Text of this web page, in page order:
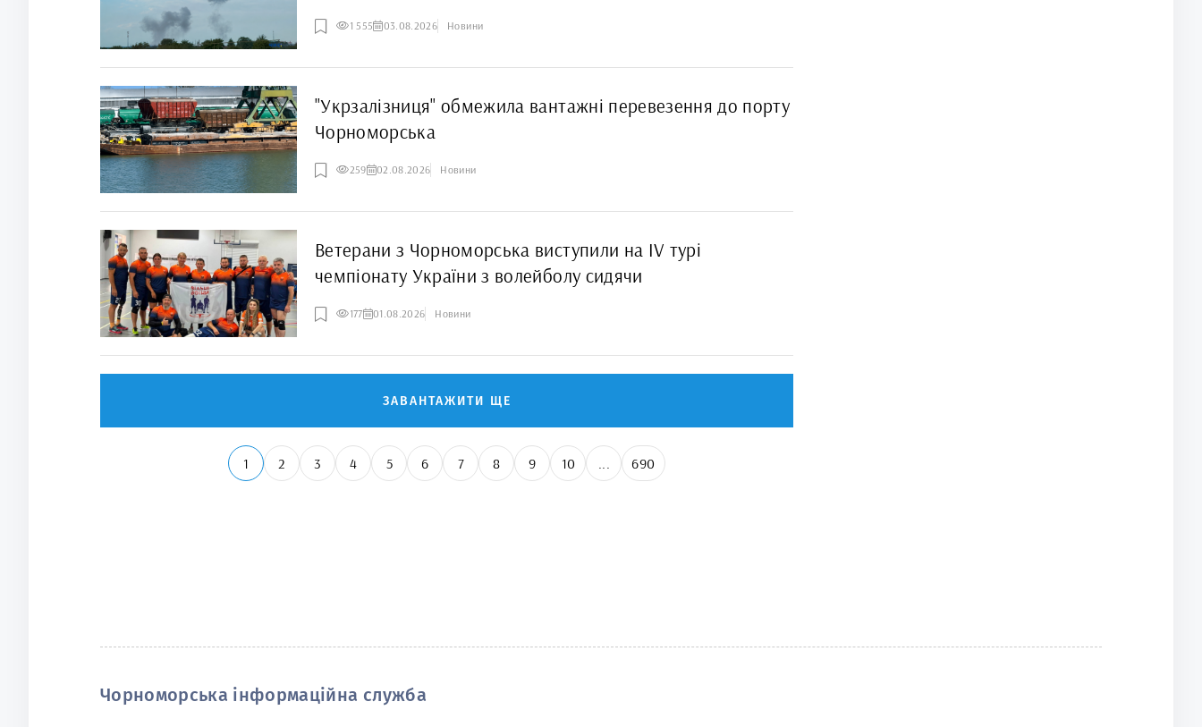
1 555 03.08.2026 Новини
"Укрзалізниця" обмежила вантажні перевезення до порту
Чорноморська
259 02.08.2026 Новини
Ветерани з Чорноморська виступили на IV турі
чемпіонату України з волейболу сидячи
177 01.08.2026 Новини
ЗАВАНТАЖИТИ ЩЕ
1 2 3 4 5 6 7 8 9 10 ... 690
Чорноморська інформаційна служба